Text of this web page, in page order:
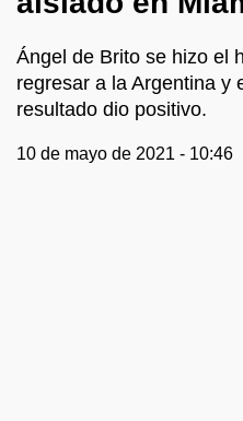
Ángel de Brito se hizo el
regresar a la Argentina y
resultado dio positivo.
10 de mayo de 2021 - 10:46